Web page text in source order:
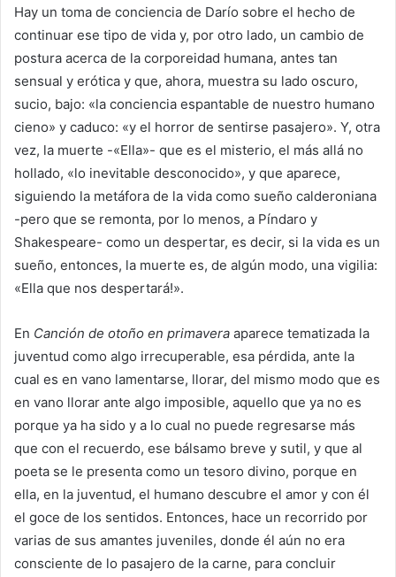
Hay un toma de conciencia de Darío sobre el hecho de
continuar ese tipo de vida y, por otro lado, un cambio de
postura acerca de la corporeidad humana, antes tan
sensual y erótica y que, ahora, muestra su lado oscuro,
sucio, bajo: «la conciencia espantable de nuestro humano
cieno» y caduco: «y el horror de sentirse pasajero». Y, otra
vez, la muerte -«Ella»- que es el misterio, el más allá no
hollado, «lo inevitable desconocido», y que aparece,
siguiendo la metáfora de la vida como sueño calderoniana
-pero que se remonta, por lo menos, a Píndaro y
Shakespeare- como un despertar, es decir, si la vida es un
sueño, entonces, la muerte es, de algún modo, una vigilia:
«Ella que nos despertará!».
En Canción de otoño en primavera aparece tematizada la
juventud como algo irrecuperable, esa pérdida, ante la
cual es en vano lamentarse, llorar, del mismo modo que es
en vano llorar ante algo imposible, aquello que ya no es
porque ya ha sido y a lo cual no puede regresarse más
que con el recuerdo, ese bálsamo breve y sutil, y que al
poeta se le presenta como un tesoro divino, porque en
ella, en la juventud, el humano descubre el amor y con él
el goce de los sentidos. Entonces, hace un recorrido por
varias de sus amantes juveniles, donde él aún no era
consciente de lo pasajero de la carne, para concluir